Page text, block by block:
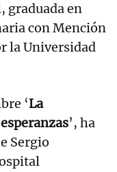
graduada en
con Mención
la Universidad
‘La
’, ha
Sergio